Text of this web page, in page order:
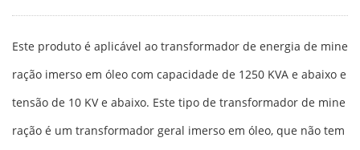
Este produto é aplicável ao transformador de energia de mine
ração imerso em óleo com capacidade de 1250 KVA e abaixo e
tensão de 10 KV e abaixo. Este tipo de transformador de mine
ração é um transformador geral imerso em óleo, que não tem